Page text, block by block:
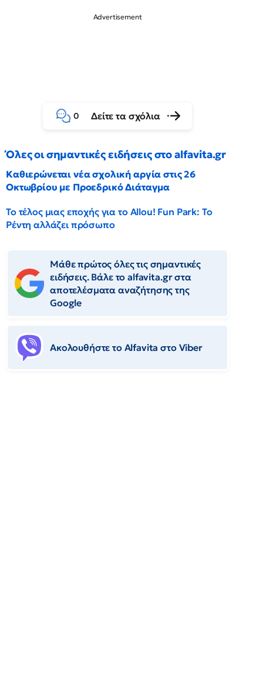
0 Δείτε τα σχόλια
Όλες οι σημαντικές ειδήσεις στο alfavita.gr
Καθιερώνεται νέα σχολική αργία στις 26
Οκτωβρίου με Προεδρικό Διάταγμα
Το τέλος μιας εποχής για το Allou! Fun Park: Το
Ρέντη αλλάζει πρόσωπο
Μάθε πρώτος όλες τις σημαντικές
ειδήσεις. Βάλε το alfavita.gr στα
αποτελέσματα αναζήτησης της
Google
Ακολουθήστε το Αlfavita στο Viber